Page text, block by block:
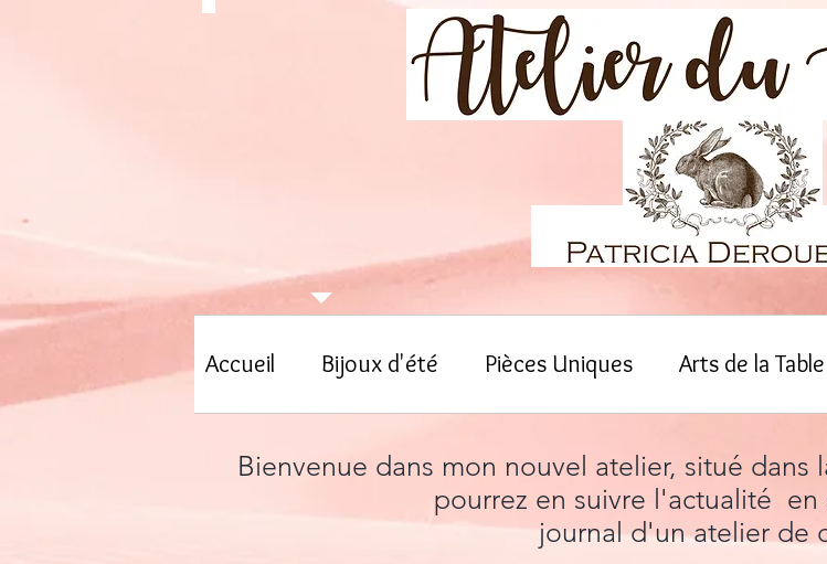
Accueil Bijoux d'été Pièces Uniques Arts de la Table
Bienvenue dans mon nouvel atelier, situé
pourrez en suivre l'actualité
journal d'un atelier de